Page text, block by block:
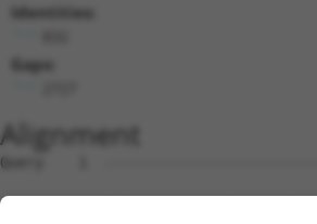
Identities:
Gaps:
Alignment
Query    1  --------------------------------------------------------------------------  0
                                                                                      
Sbjct    1  TCTCCACCGCCCGGTGGCGGGTCACGTGACTGCGTCTCCCCGCCCTCTCACCCCGCTGCCTCTAGGTTCTGGGA  74

Query    1  --ATGGCGAAGGTCTCAGAGCTTTACGATGTCACTTGGGAAGAAATGAGAGATAAAATGAGAAAATGGAGAGAA  72
              ||||||||||||||||||||||||||||||||||||||||||||||||||||||||||||||||||||||||
Sbjct   75  AGATGGCGAAGGTCTCAGAGCTTTACGATGTCACTTGGGAAGAAATGAGAGATAAAATGAGAAAATGGAGAGAA  148

Query   73  GAAAACTCAAGAAATAGTGAGCAAATTGTGGAAGTTGGAGAAGAATTAATTAATGAATATGCTTCTAAGCTGGG  146
            ||||||||||||||||||||||||||||||||||||||||||||||||||||||||||||||||||||||||||
Sbjct  149  GAAAACTCAAGAAATAGTGAGCAAATTGTGGAAGTTGGAGAAGAATTAATTAATGAATATGCTTCTAAGCTGGG  222

Query  147  AGATGATATTTGGATCATATATGAACAGGTGATGATTGCAGCACTAGACTATGGTCGGGATGACTTGGCATTGT  220
            ||||||||||||||||||||||||||||||||||||||||||||||||||||||||||||||||||||||||||
Sbjct  223  AGATGATATTTGGATCATATATGAACAGGTGATGATTGCAGCACTAGACTATGGTCGGGATGACTTGGCATTGT  296

Query  221  TTTGTCTTCAAGAGCTGAGAAGACAGTTCCCTGGCAGTCACAGAGTCAAGCGATTAACAGGCATGAGATTTGAA  294
            ||||||||||||||||||||||||||||||||||||||||||||||||||||||||||||||||||||||||||
Sbjct  297  TTTGTCTTCAAGAGCTGAGAAGACAGTTCCCTGGCAGTCACAGAGTCAAGCGATTAACAGGCATGAGATTTGAA  370

Query  295  GCCATGGAAAGATATGATGATGCTATACAGCTATATGATAGGATTTTACAAGAAGATCCAACTAACACTGCTGC  368
            |||||||||||                                                          |||||
Sbjct  371  GCCATGGAAAG----------------------------------------------------------GCTGC  386

Query  369  AAGAAAGCGTAAGATTGCCATTCGAAAAGCCCAGGGGAAAAATGTGGAGGCCATTCGGGAGCTGAGTGAGTATC  442
            |||||||||||||||||||||||||||||||||||||||||||||||||||||||||||||||||.||||||||
Sbjct  387  AAGAAAGCGTAAGATTGCCATTCGAAAAGCCCAGGGGAAAAATGTGGAGGCCATTCGGGAGCTGAATGAGTATC  460

Query  443  TGGAACAATTTGTTGGAGACCAAGAAGCCTGGCATGAACTTGCAGAACTTTACATCAATGAACATGACTATGCA  516
            ||||||||||||||||||||||||||||||||||||||||||||||||||||||||||||||||||||||||||
Sbjct  461  TGGAACAATTTGTTGGAGACCAAGAAGCCTGGCATGAACTTGCAGAACTTTACATCAATGAACATGACTATGCA  534

Query  517  AAAGCAGCCTTTTGTTTAGAGGAACTAATGATGACTAATCCACACAACCACTTATACTGTCAGCAGTATGCTGA  590
            ||||||||||||||||||||||||||||||||||||||||||||||||||||||||||||||||||||||||||
Sbjct  535  AAAGCAGCCTTTTGTTTAGAGGAACTAATGATGACTAATCCACACAACCACTTATACTGTCAGCAGTATGCTGA  608

Query  591  AGTTAAGTATACCCAAGGTGGACTTGAAAACCTCGAACTTTCAAGAAAGTATTTTGCACAGGCATTGAAACTGA  664
            ||||||||||||||||||||||||||||||||||||||||||||||||||||||||||||||||||||||||||
Sbjct  609  AGTTAAGTATACCCAAGGTGGACTTGAAAACCTCGAACTTTCAAGAAAGTATTTTGCACAGGCATTGAAACTGA  682

Query  665  ACAACAGAAATATGAGAGCTTTGTTTGGACTTTATATGTCGGCAAGTCATATTGCTTCTAATCCAAAAGCAAGT  738
            ||||||||||||||||||||||||||||||||||||||||||||||||||||||||||||||||||||||||||
Sbjct  683  ACAACAGAAATATGAGAGCTTTGTTTGGACTTTATATGTCGGCAAGTCATATTGCTTCTAATCCAAAAGCAAGT  756

Query  739  GCAAAAACGAAAAAGGACAACATGAAATATGCTAGTTGGGCAGCTAGTCAAATAAACAGAGCTTATCAGTTTGC  812
            ||||||||||||||||||||||||||||||||||||||||||||||||||||||||||||||||||||||||||
Sbjct  757  GCAAAAACGAAAAAGGACAACATGAAATATGCTAGTTGGGCAGCTAGTCAAATAAACAGAGCTTATCAGTTTGC  830

Query  813  AGGTCGAAGTAAGAAGGAAACCAAATATTCTCTTAAGGCTGTCGAAGACATGTTGGAAACATTGCAGATCACCC  886
            ||||||||||||||||||||||||||||||||||||||||||||||||||||||||||||||||||||||||||
Sbjct  831  AGGTCGAAGTAAGAAGGAAACCAAATATTCTCTTAAGGCTGTCGAAGACATGTTGGAAACATTGCAGATCACCC  904